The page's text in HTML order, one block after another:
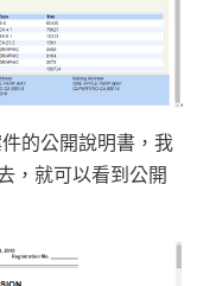
的公開說明書，我
，就可以看到公開